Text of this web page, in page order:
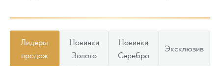
Лидеры
продаж
Новинки
Золото
Новинки
Серебро
Эксклюзив